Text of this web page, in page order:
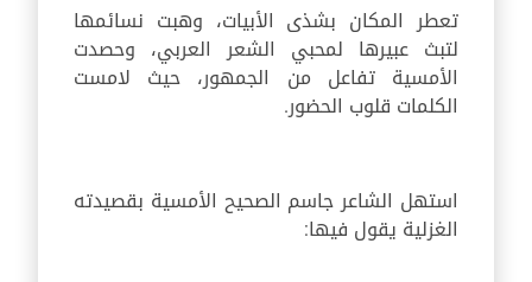
تعطر المكان بشذى الأبيات، وهبت نسائمها
لتبث عبيرها لمحبي الشعر العربي، وحصدت
الأمسية تفاعل من الجمهور، حيث لامست
الكلمات قلوب الحضور.
استهل الشاعر جاسم الصحيح الأمسية بقصيدته
الغزلية يقول فيها: